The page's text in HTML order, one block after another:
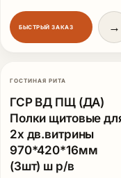
БЫСТРЫЙ ЗАКАЗ →
ГОСТИНАЯ РИТА
ГСР ВД ПЩ (ДА)
Полки щитовые
2х дв.витрины
970*420*16мм
(3шт) ш р/в